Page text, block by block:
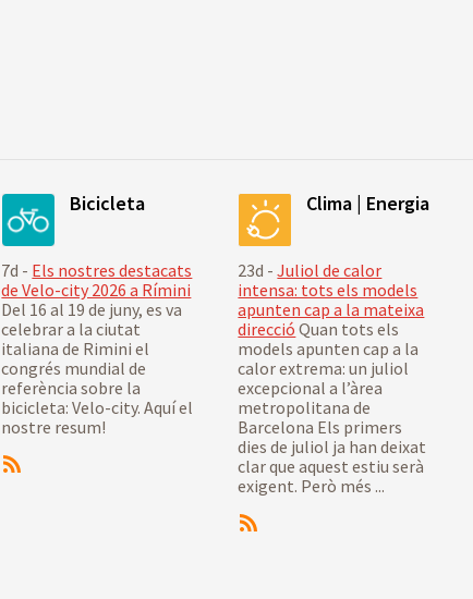
Bicicleta
7d - Els nostres destacats
de Velo-city 2026 a Rímini
Del 16 al 19 de juny, es va
celebrar a la ciutat
italiana de Rimini el
congrés mundial de
referència sobre la
bicicleta: Velo-city. Aquí el
nostre resum!
Clima | Energia
23d -Juliol de calor
intensa: tots els models
apunten cap a la mateixa
direcció Quan tots els
models apunten cap a la
calor extrema: un juliol
excepcional a l’àrea
metropolitana de
Barcelona Els primers
dies de juliol ja han deixat
clar que aquest estiu serà
exigent. Però més ...